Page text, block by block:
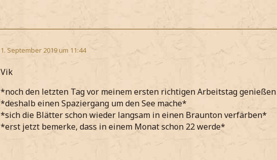
1. September 2019 um 11:44
Vik
*noch den letzten Tag vor meinem ersten richtigen Arbeitstag
*deshalb einen Spaziergang um den See mache*
*sich die Blätter schon wieder langsam in einen Braunton verfärben*
*erst jetzt bemerke, dass in einem Monat schon 22 werde*